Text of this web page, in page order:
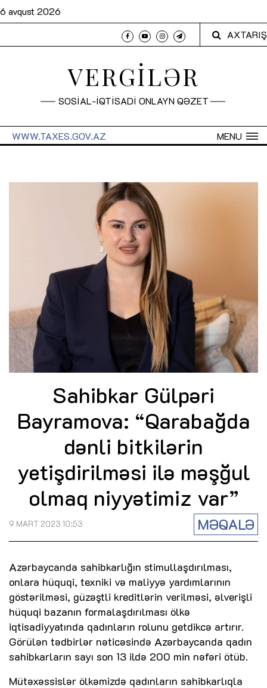
6 avqust 2026
AXTARIŞ
VERGİLƏR
SOSİAL-İQTİSADİ ONLAYN QƏZET
MENU
WWW.TAXES.GOV.AZ
Sahibkar Gülpəri
Bayramova: “Qarabağda
dənli bitkilərin
yetişdirilməsi ilə məşğul
olmaq niyyətimiz var”
MƏQALƏ
9 MART 2023 10:53
Azərbaycanda sahibkarlığın stimullaşdırılması,
onlara hüquqi, texniki və maliyyə yardımlarının
göstərilməsi, güzəştli kreditlərin verilməsi, əlverişli
hüquqi bazanın formalaşdırılması ölkə
iqtisadiyyatında qadınların rolunu getdikcə artırır.
Görülən tədbirlər nəticəsində Azərbaycanda qadın
sahibkarların sayı son 13 ildə 200 min nəfəri ötüb.
Mütəxəssislər ölkəmizdə qadınların sahibkarlıqla